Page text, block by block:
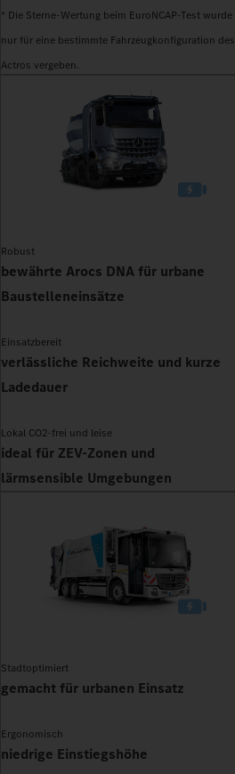
* Die Sterne-Wertung beim EuroNCAP-Test wurde
nur für eine bestimmte Fahrzeugkonfiguration des
Actros vergeben.
Robust
bewährte Arocs DNA für urbane
Baustelleneinsätze
Einsatzbereit
verlässliche Reichweite und kurze
Ladedauer
Lokal CO2-frei und leise
ideal für ZEV-Zonen und
lärmsensible Umgebungen
Stadtoptimiert
gemacht für urbanen Einsatz
Ergonomisch
niedrige Einstiegshöhe